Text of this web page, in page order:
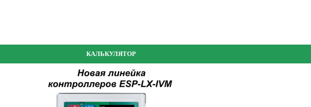
КАЛЬКУЛЯТОР